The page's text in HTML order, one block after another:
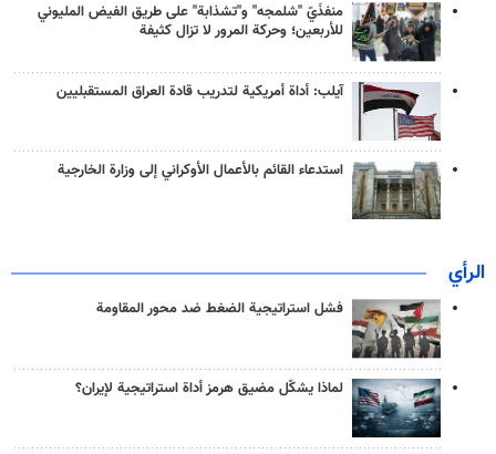
منفذَيّ "شلمجه" و"تشذابة" على طريق الفيض المليوني
للأربعين؛ وحركة المرور لا تزال كثيفة
آيلب: أداة أمريكية لتدريب قادة العراق المستقبليين
استدعاء القائم بالأعمال الأوكراني إلى وزارة الخارجية
الرأي
فشل استراتيجية الضغط ضد محور المقاومة
لماذا يشكّل مضيق هرمز أداة استراتيجية لإيران؟